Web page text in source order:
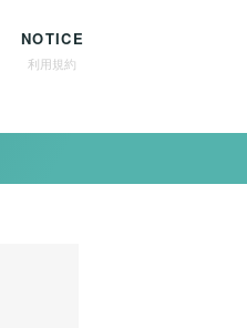
NOTICE
利用規約